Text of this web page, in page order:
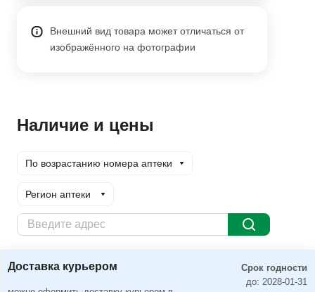
Внешний вид товара может отличаться от
изображённого на фотографии
Наличие и цены
По возрастанию номера аптеки
Регион аптеки
Доставка курьером Заказать
Доставка курьером
Срок годности
до: 2028-01-31